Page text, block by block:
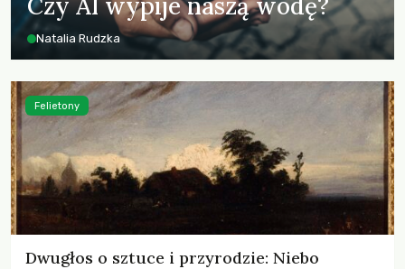
Natalia Rudzka
Dwugłos o sztuce i przyrodzie: Niebo
Felietony